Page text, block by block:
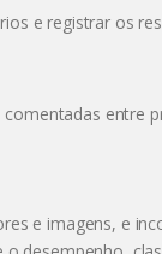
e registrar os
entre
e imagens, e